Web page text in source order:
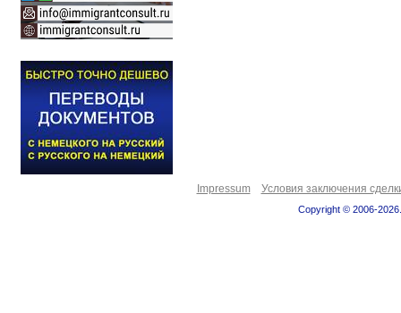
Impressum Условия заключения
Copyright © 2006-